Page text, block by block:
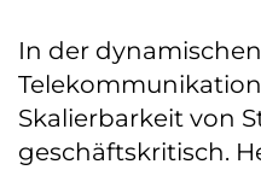
In der dynamischen
Skalierbarkeit von
geschäftskritisch.